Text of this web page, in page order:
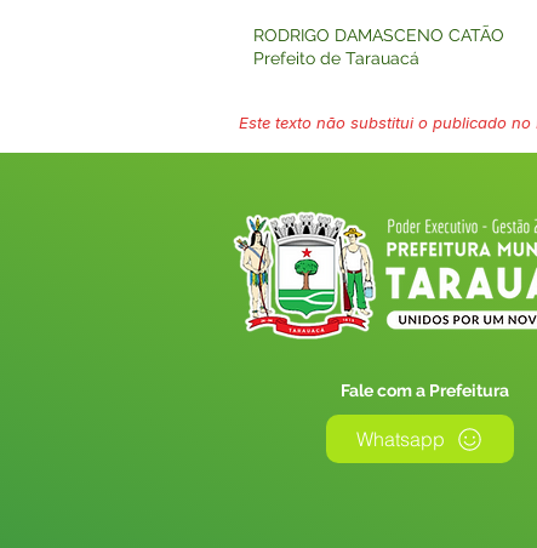
RODRIGO DAMASCENO CATÃO
Prefeito de Tarauacá
Este texto não substitui o publicado
Fale com a Prefeitura
Whatsapp